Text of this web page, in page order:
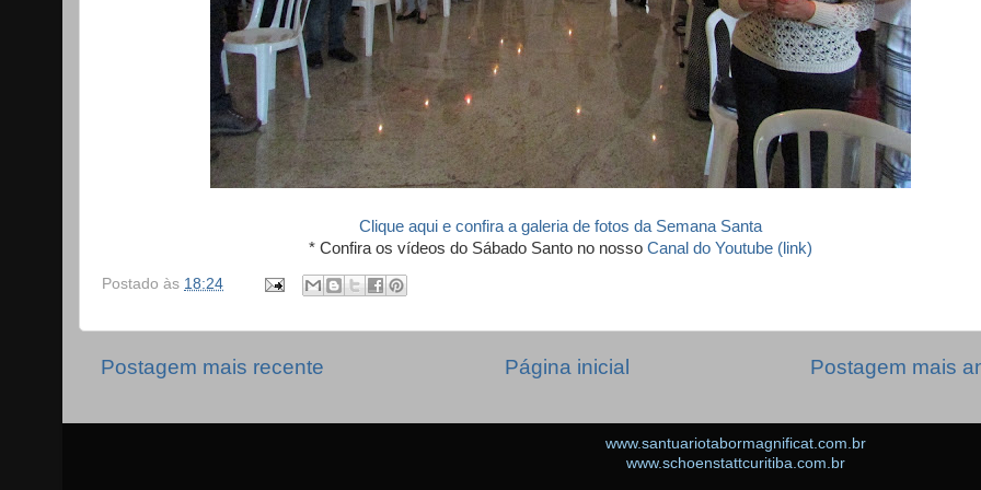
Clique aqui e confira a galeria de fotos da Semana Santa
* Confira os vídeos do Sábado Santo no nosso Canal do Youtube (link)
Postado às 18:24
Postagem mais recente Postagem mais
Página inicial
www.santuariotabormagnificat.com.br
www.schoenstattcuritiba.com.br